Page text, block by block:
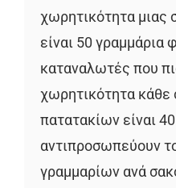
χωρητικότητα μιας
είναι 50 γραμμάρια
καταναλωτές που
χωρητικότητα κάθε
πατατακίων είναι
αντιπροσωπεύουν
γραμμαρίων ανά